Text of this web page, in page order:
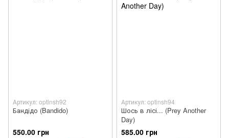
Артикул: optinsh92
Бандідо (Bandido)
550.00 грн
Артикул: optinsh94
Шось в лісі... (Prey Another
Day)
585.00 грн